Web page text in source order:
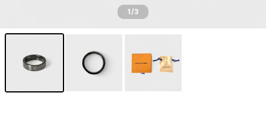
1/3